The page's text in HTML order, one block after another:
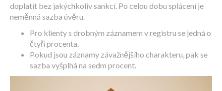
doplatit bez jakýchkoliv sankcí. Po celou dobu splácení je
neměnná sazba úvěru.
Pro klienty s drobným záznamem v registru se jedná o
čtyři procenta.
Pokud jsou záznamy závažnějšího charakteru, pak se
sazba vyšplhá na sedm procent.